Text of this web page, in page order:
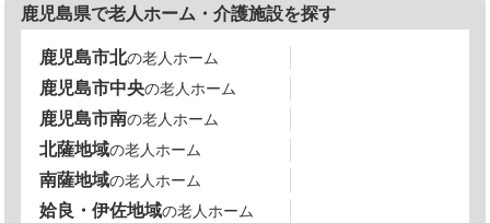
鹿児島県で老人ホーム・介護施設を探す
鹿児島市北の老人ホーム
鹿児島市中央の老人ホーム
鹿児島市南の老人ホーム
北薩地域の老人ホーム
南薩地域の老人ホーム
姶良・伊佐地域の老人ホーム